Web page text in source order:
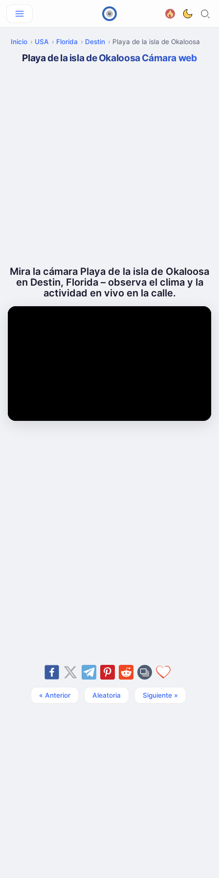
Inicio USA Florida Destin Playa de la isla de Okaloosa
Playa de la isla de Okaloosa Cámara web
Mira la cámara Playa de la isla de Okaloosa
en Destin, Florida – observa el clima y la
actividad en vivo en la calle.
« Anterior Aleatoria Siguiente »